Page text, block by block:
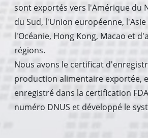
sont exportés vers l'Amérique du
du Sud, l'Union européenne, l'Asie
l'Océanie, Hong Kong, Macao et
régions.
Nous avons le certificat
production alimentaire exportée,
enregistré dans la certification
numéro DNUS et développé le